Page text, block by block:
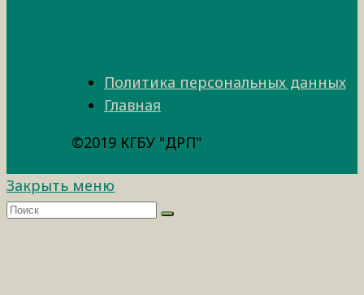
Политика персональных данных
Главная
©2019 КГБУ "ДРП"
Закрыть меню